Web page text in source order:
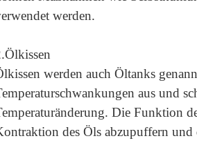
werden.
Ölkissen
werden auch Öltanks
aus und
Die Funktion
des Öls abzupuffern